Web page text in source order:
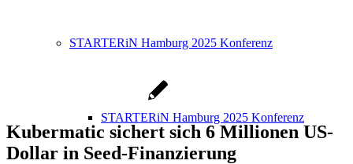
STARTERiN Hamburg 2025 Konferenz
STARTERiN Hamburg 2025 Konferenz
Kubermatic sichert sich 6 Millionen US-
Dollar in Seed-Finanzierung